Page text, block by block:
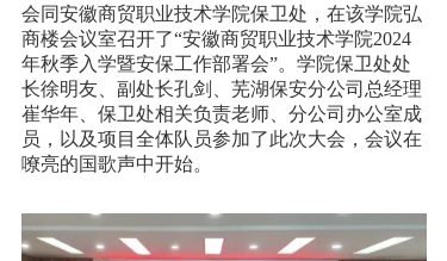
会同安徽商贸职业技术学院保卫处，在该学院弘
商楼会议室召开了“安徽商贸职业技术学院2024
年秋季入学暨安保工作部署会”。学院保卫处处
长徐明友、副处长孔剑、芜湖保安分公司总经理
崔华年、保卫处相关负责老师、分公司办公室成
员，以及项目全体队员参加了此次大会，会议在
嘹亮的国歌声中开始。